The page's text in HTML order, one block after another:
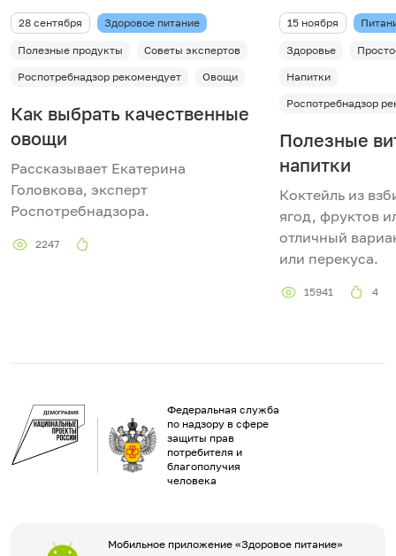
28 сентября Здоровое питание
Полезные продукты
Советы экспертов
Роспотребнадзор рекомендует
Овощи
Как выбрать качественные
овощи
Рассказывает Екатерина
Головкова, эксперт
Роспотребнадзора.
2247
15 ноября
Здоровье
Напитки
Роспотребнадзор
Полезные
напитки
Коктейль из
ягод, фруктов
отличный
или перекуса.
15941 4
Федеральная служба
по надзору в сфере
защиты прав
потребителя и
благополучия
человека
Мобильное приложение «Здоровое питание»